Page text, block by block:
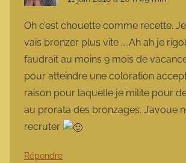
Oh c’est chouette comme recette.
vais bronzer plus vite …..Ah ah je
faudrait au moins 9 mois de
pour atteindre une coloration
raison pour laquelle je milite pour
au prorata des bronzages. J’avoue
recruter
Répondre